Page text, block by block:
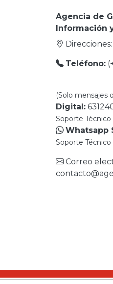
Agencia de
Información
Direcciones:
Teléfono:
(Solo mensajes
Digital:
Soporte
Whatsapp
Soporte Técnico
Correo